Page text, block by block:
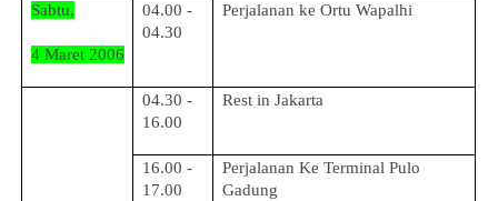
Sabtu,
4 Maret 2006
04.00 -
04.30
Perjalanan ke Ortu Wapalhi
04.30 -
16.00
Rest in Jakarta
16.00 -
17.00
Perjalanan Ke Terminal Pulo
Gadung